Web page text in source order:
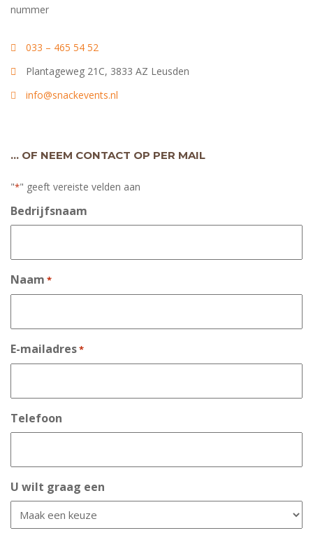
nummer
033 – 465 54 52
Plantageweg 21C, 3833 AZ Leusden
info@snackevents.nl
… OF NEEM CONTACT OP PER MAIL
"*" geeft vereiste velden aan
Bedrijfsnaam
Naam *
E-mailadres*
Telefoon
U wilt graag een